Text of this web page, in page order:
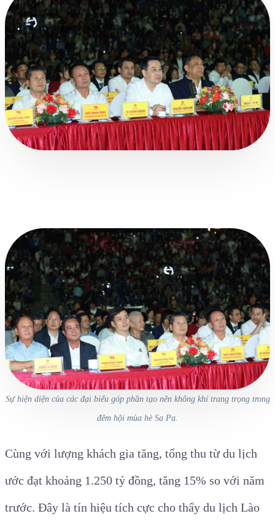
Sự hiện diện của các đại biểu góp phần tạo nên không khí trang trọng trong
đêm hội mùa hè Sa Pa.
Cùng với lượng khách gia tăng, tổng thu từ du lịch
ước đạt khoảng 1.250 tỷ đồng, tăng 15% so với năm
trước. Đây là tín hiệu tích cực cho thấy du lịch Lào